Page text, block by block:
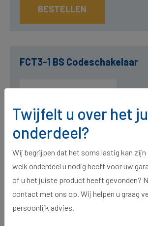
BESTELLEN
FCT3-1 BS Codeschakelaar
FCT3-1 BS codeschakelaar| Draadloos
Twijfelt u over het
onderdeel?
Wij begrijpen dat het soms lastig kan zijn
welk onderdeel u nodig heeft voor uw
of u het juiste product heeft gevonden?
contact met ons op. Wij helpen u graag
persoonlijk advies.